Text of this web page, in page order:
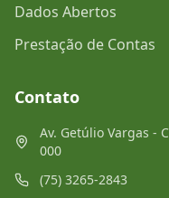
Dados Abertos
Prestação de Contas
Contato
Av. Getúlio Vargas -
000
(75) 3265-2843